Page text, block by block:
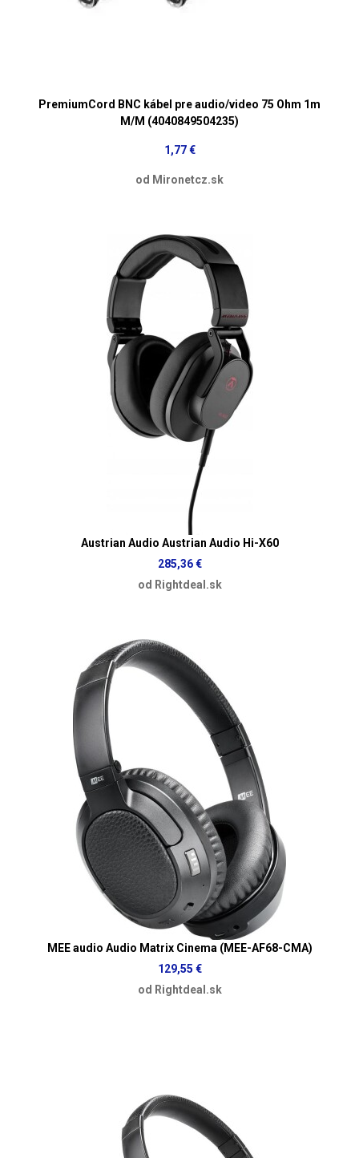
PremiumCord BNC kábel pre audio/video 75 Ohm 1m
M/M (4040849504235)
1,77 €
od Mironetcz.sk
Austrian Audio Austrian Audio Hi-X60
285,36 €
od Rightdeal.sk
MEE audio Audio Matrix Cinema (MEE-AF68-CMA)
129,55 €
od Rightdeal.sk